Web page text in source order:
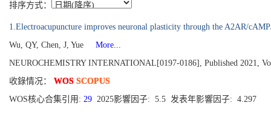
排序方式：
1.Electroacupuncture improves neuronal plasticity through the A2AR/
Wu, QY, Chen, J, Yue
More...
NEUROCHEMISTRY INTERNATIONAL[0197-0186], Published 2021,
收錄情况： WOS SCOPUS
WOS核心合集引用: 29 2025影響因子: 5.5 发表年影響因子: 4.297